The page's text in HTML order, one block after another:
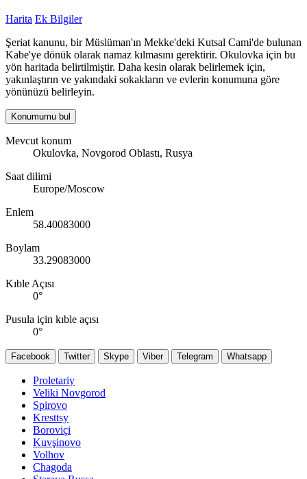
Harita Ek Bilgiler
Şeriat kanunu, bir Müslüman'ın Mekke'deki Kutsal Cami'de bulunan
Kabe'ye dönük olarak namaz kılmasını gerektirir. Okulovka için bu
yön haritada belirtilmiştir. Daha kesin olarak belirlemek için,
yakınlaştırın ve yakındaki sokakların ve evlerin konumuna göre
yönünüzü belirleyin.
Konumumu bul
Mevcut konum
Okulovka, Novgorod Oblastı, Rusya
Saat dilimi
Europe/Moscow
Enlem
58.40083000
Boylam
33.29083000
Kıble Açısı
0°
Pusula için kıble açısı
0°
Facebook Twitter Skype Viber Telegram Whatsapp
Proletariy
Veliki Novgorod
Spirovo
Kresttsy
Boroviçi
Kuvşinovo
Volhov
Chagoda